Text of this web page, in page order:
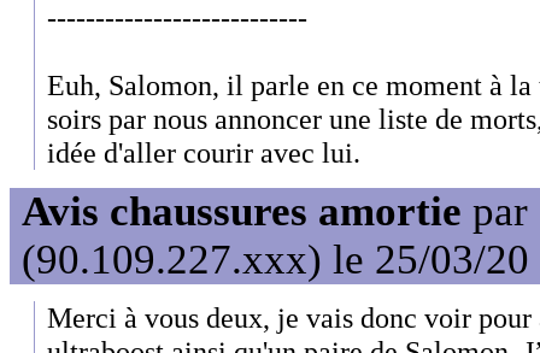
---------------------------
Euh, Salomon, il parle en ce moment à
soirs par nous annoncer une liste de
idée d'aller courir avec lui.
Avis chaussures amortie par
(90.109.227.xxx) le 25/03/20
Merci à vous deux, je vais donc voir pour